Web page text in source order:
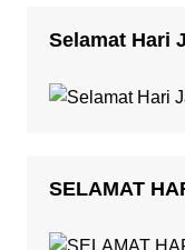
Selamat Hari
SELAMAT